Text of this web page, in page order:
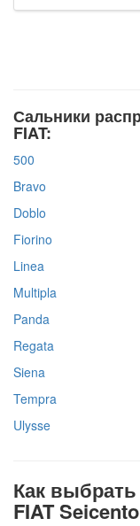
Сальники
FIAT:
500
Bravo
Doblo
Fiorino
Linea
Multipla
Panda
Regata
Siena
Tempra
Ulysse
Как
FIAT